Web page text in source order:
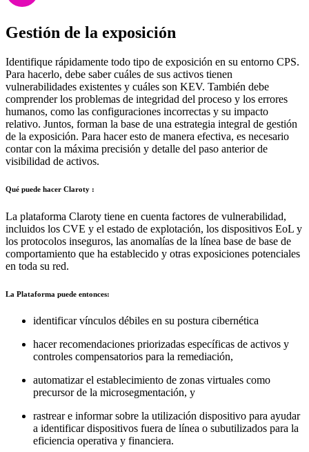
Gestión de la exposición
Identifique rápidamente todo tipo de exposición en su entorno CPS.
Para hacerlo, debe saber cuáles de sus activos tienen
vulnerabilidades existentes y cuáles son KEV. También debe
comprender los problemas de integridad del proceso y los errores
humanos, como las configuraciones incorrectas y su impacto
relativo. Juntos, forman la base de una estrategia integral de gestión
de la exposición. Para hacer esto de manera efectiva, es necesario
contar con la máxima precisión y detalle del paso anterior de
visibilidad de activos.
Qué puede hacer Claroty :
La plataforma Claroty tiene en cuenta factores de vulnerabilidad,
incluidos los CVE y el estado de explotación, los dispositivos EoL y
los protocolos inseguros, las anomalías de la línea base de base de
comportamiento que ha establecido y otras exposiciones potenciales
en toda su red.
La Plataforma puede entonces:
identificar vínculos débiles en su postura cibernética
hacer recomendaciones priorizadas específicas de activos y
controles compensatorios para la remediación,
automatizar el establecimiento de zonas virtuales como
precursor de la microsegmentación, y
rastrear e informar sobre la utilización dispositivo para ayudar
a identificar dispositivos fuera de línea o subutilizados para la
eficiencia operativa y financiera.